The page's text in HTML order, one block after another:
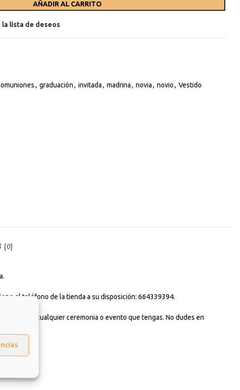
AÑADIR AL CARRITO
la lista de deseos
, graduación, invitada, madrina, novia, novio, Vestido
(0)
el teléfono de la tienda a su disposición: 664339394.
para cualquier ceremonia o evento que tengas. No dudes en